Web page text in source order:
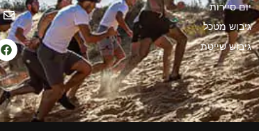
יום סיירות
גיבוש מטכל
גיבוש שייטת